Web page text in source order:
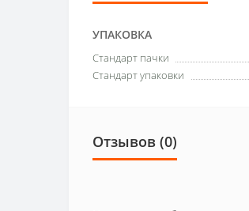
УПАКОВКА
Стандарт пачки
Стандарт упаковки
Отзывов (0)